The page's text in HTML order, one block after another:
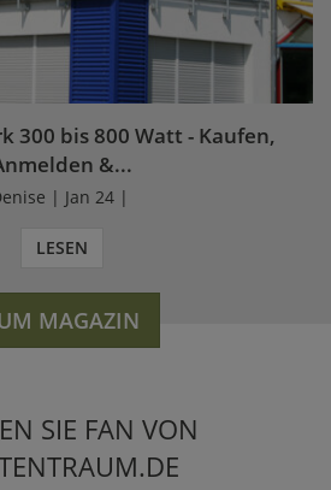
300 bis 800 Watt - Kaufen,
&...
| Jan 24 |
LESEN
MAGAZIN
SIE FAN VON